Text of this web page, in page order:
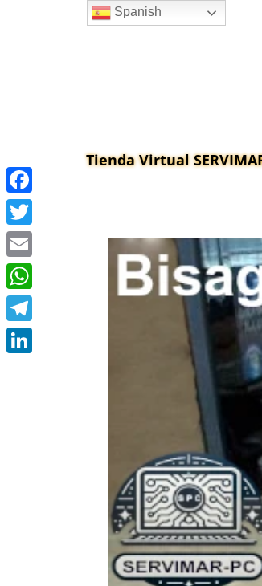
Tienda Virtual
Facebook
Twitter
Email
WhatsApp
Telegram
Spanish